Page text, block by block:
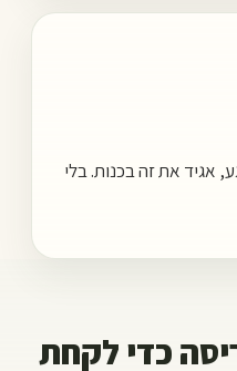
אגיד את זה בכנות. בלי
כדי לקחת